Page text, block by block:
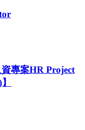
專案HR Project